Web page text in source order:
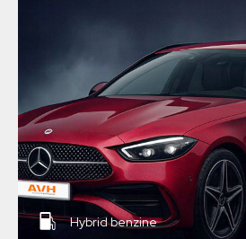
Hybrid benzine